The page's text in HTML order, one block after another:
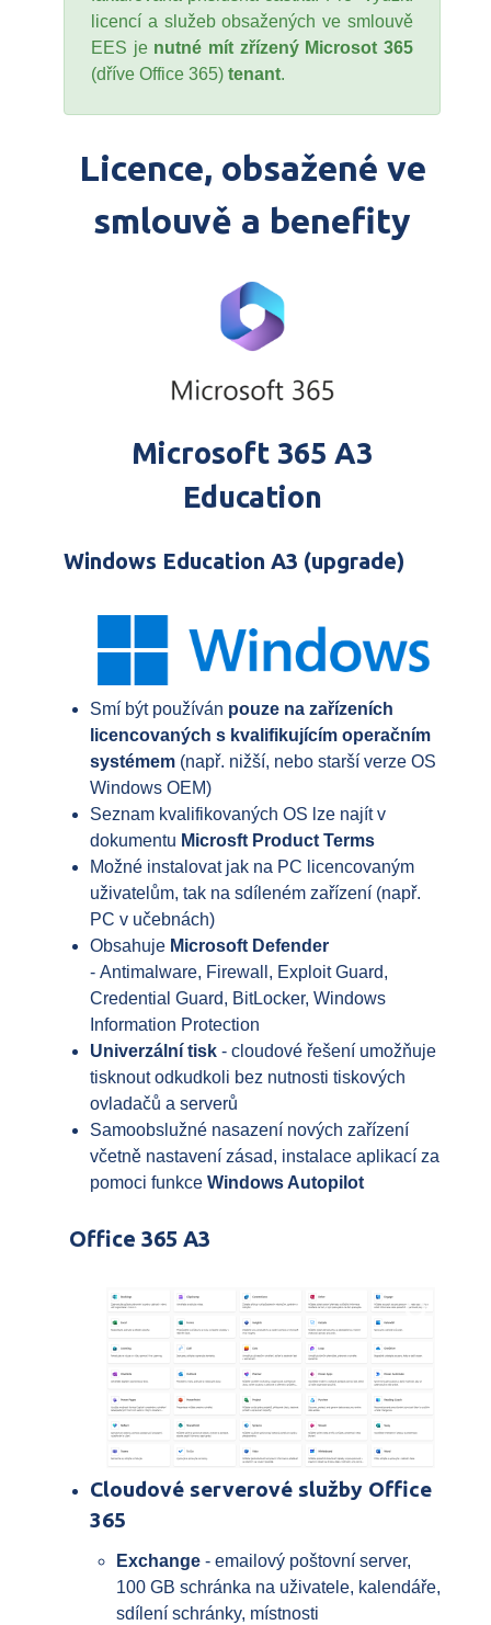
licencí a služeb obsažených ve smlouvě
EES je nutné mít zřízený Microsot 365
(dříve Office 365) tenant.
Licence, obsažené ve
smlouvě a benefity
Microsoft 365 A3
Education
Windows Education A3 (upgrade)
Smí být používán pouze na zařízeních
licencovaných s kvalifikujícím operačním
systémem (např. nižší, nebo starší verze OS
Windows OEM)
Seznam kvalifikovaných OS lze najít v
dokumentu Microsft Product Terms
Možné instalovat jak na PC licencovaným
uživatelům, tak na sdíleném zařízení (např.
PC v učebnách)
Obsahuje Microsoft Defender
- Antimalware, Firewall, Exploit Guard,
Credential Guard, BitLocker, Windows
Information Protection
Univerzální tisk - cloudové řešení umožňuje
tisknout odkudkoli bez nutnosti tiskových
ovladačů a serverů
Samoobslužné nasazení nových zařízení
včetně nastavení zásad, instalace aplikací za
pomoci funkce Windows Autopilot
Office 365 A3
Cloudové serverové služby Office
365
Exchange - emailový poštovní server,
100 GB schránka na uživatele, kalendáře,
sdílení schránky, místnosti